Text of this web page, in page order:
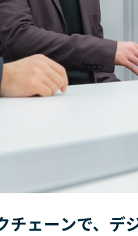
チェーンで、